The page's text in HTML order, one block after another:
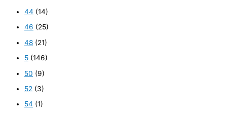
44 (14)
46 (25)
48 (21)
5 (146)
50 (9)
52 (3)
54 (1)